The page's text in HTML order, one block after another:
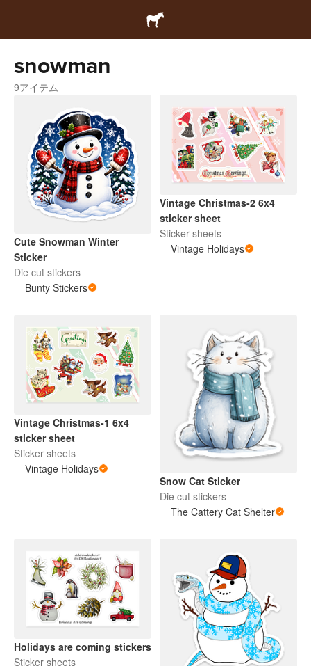
snowman
9アイテム
Cute Snowman Winter
Sticker
Die cut stickers
Bunty Stickers
Vintage Christmas-2 6x4
sticker sheet
Sticker sheets
Vintage Holidays
Vintage Christmas-1 6x4
sticker sheet
Sticker sheets
Vintage Holidays
Snow Cat Sticker
Die cut stickers
The Cattery Cat Shelter
Holidays are coming stickers
Sticker sheets